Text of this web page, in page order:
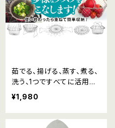
茹でる、揚げる、蒸す、煮る、
洗う、1つですべてに活用可
能【クッキングバスケット/大
小セット】
¥1,980